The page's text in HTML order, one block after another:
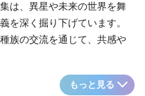
は、異星や未来の世界を舞
を深く掘り下げています。
族の交流を通じて、共感や
もっと見る